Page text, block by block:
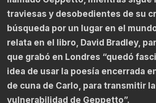
traviesas y desobedientes de su
búsqueda por un lugar en el
relata en el libro, David Bradley,
que grabó en Londres “quedó
idea de usar la poesía encerrada
de cuna de Carlo, para transmitir la
vulnerabilidad de Geppetto”.